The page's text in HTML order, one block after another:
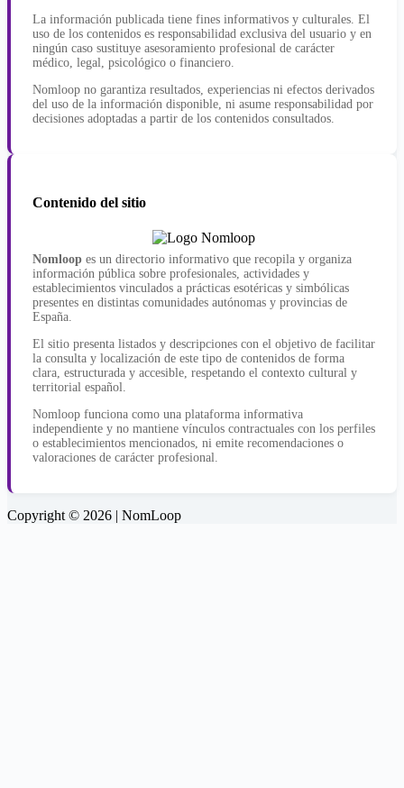
La información publicada tiene fines informativos y culturales. El
uso de los contenidos es responsabilidad exclusiva del usuario y en
ningún caso sustituye asesoramiento profesional de carácter
médico, legal, psicológico o financiero.
Nomloop no garantiza resultados, experiencias ni efectos derivados
del uso de la información disponible, ni asume responsabilidad por
decisiones adoptadas a partir de los contenidos consultados.
Contenido del sitio
Nomloop es un directorio informativo que recopila y organiza
información pública sobre profesionales, actividades y
establecimientos vinculados a prácticas esotéricas y simbólicas
presentes en distintas comunidades autónomas y provincias de
España.
El sitio presenta listados y descripciones con el objetivo de facilitar
la consulta y localización de este tipo de contenidos de forma
clara, estructurada y accesible, respetando el contexto cultural y
territorial español.
Nomloop funciona como una plataforma informativa
independiente y no mantiene vínculos contractuales con los perfiles
o establecimientos mencionados, ni emite recomendaciones o
valoraciones de carácter profesional.
Copyright © 2026 | NomLoop